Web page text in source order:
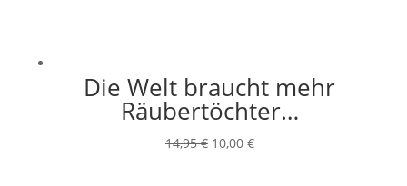
Die Welt braucht mehr
Räubertöchter…
14,95€ Ursprünglicher
10,00 €Aktueller